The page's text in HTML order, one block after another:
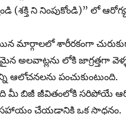
(శక్తి ని నింపుకోండి)” లో
మార్గాలలో శారీరకంగా
అలవాట్లను లోకి
పంచుకుంటుంది.
మీ బిజీ జీవితంలోకి సరిపోయే
సహాయం చేయడానికి ఒక సాధనం.